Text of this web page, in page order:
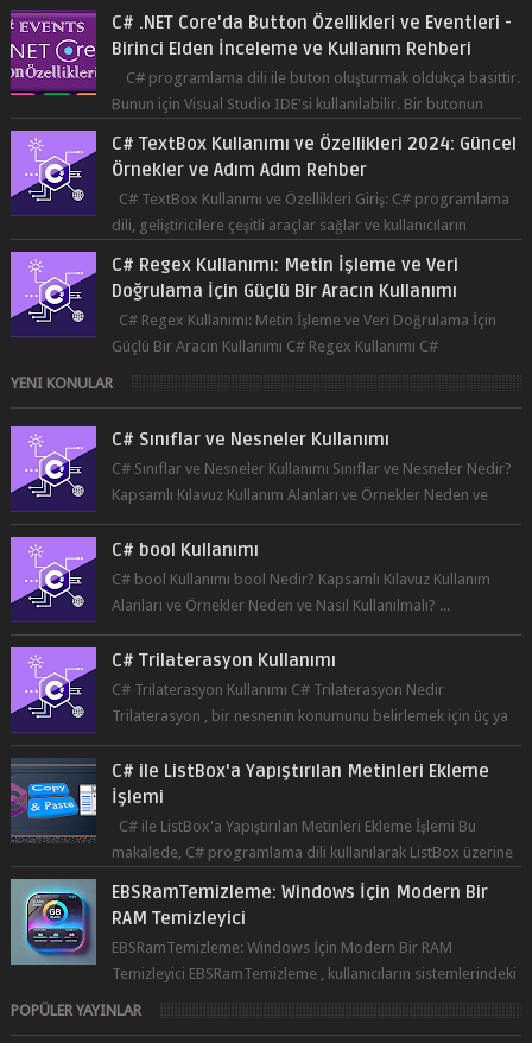
Birinci Elden İnceleme ve Kullanım Rehberi
C# programlama dili ile buton oluşturmak oldukça basittir.
Bunun için Visual Studio IDE'si kullanılabilir. Bir butonun
tıklanma olay...
C# TextBox Kullanımı ve Özellikleri 2024: Güncel
Örnekler ve Adım Adım Rehber
C# TextBox Kullanımı ve Özellikleri Giriş: C# programlama
dili, geliştiricilere çeşitli araçlar sağlar ve kullanıcıların
etkileşimde bulun...
C# Regex Kullanımı: Metin İşleme ve Veri
Doğrulama İçin Güçlü Bir Aracın Kullanımı
C# Regex Kullanımı: Metin İşleme ve Veri Doğrulama İçin
Güçlü Bir Aracın Kullanımı C# Regex Kullanımı C#
programlama dilinde, düzenli ifad...
C# Sınıflar ve Nesneler Kullanımı
C# Sınıflar ve Nesneler Kullanımı Sınıflar ve Nesneler Nedir?
Kapsamlı Kılavuz Kullanım Alanları ve Örnekler Neden ve
C# bool Kullanımı bool Nedir? Kapsamlı Kılavuz Kullanım
Alanları ve Örnekler Neden ve Nasıl Kullanılmalı? ...
C# Trilaterasyon Kullanımı C# Trilaterasyon Nedir
Trilaterasyon , bir nesnenin konumunu belirlemek için üç ya
da daha fazla refer...
İşlemi
C# ile ListBox'a Yapıştırılan Metinleri Ekleme İşlemi Bu
makalede, C# programlama dili kullanılarak ListBox üzerine
yapıştırılan metin...
EBSRamTemizleme: Windows İçin Modern Bir
RAM Temizleyici
EBSRamTemizleme: Windows İçin Modern Bir RAM
Temizleyici EBSRamTemizleme , kullanıcıların sistemlerindeki
RAM kullanı...
POPÜLER YAYINLAR
C# CheckBox Özellikleri